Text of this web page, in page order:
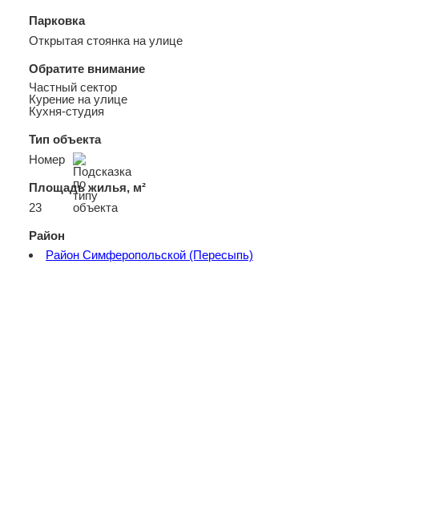
Парковка
Открытая стоянка на улице
Обратите внимание
Частный сектор
Курение на улице
Кухня-студия
Тип объекта
Номер
Площадь жилья, м²
23
Район
Район Симферопольской (Пересыпь)